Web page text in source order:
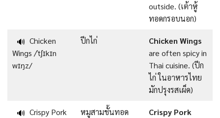
outside. (เต้าหู้
ทอดกรอบนอก)
🔊 Chicken
Wings /ˈtʃɪkɪn
wɪŋz/
ปีกไก่
Chicken Wings
are often spicy in
Thai cuisine. (ปีก
ไก่ ในอาหารไทย
มักปรุงรสเผ็ด)
🔊 Crispy Pork
หมูสามชั้นทอด
Crispy Pork